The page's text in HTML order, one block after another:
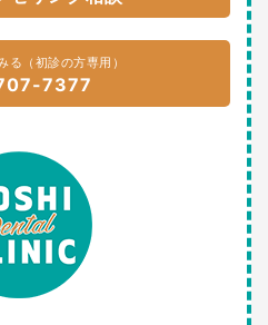
る（初診の方専用）
7377